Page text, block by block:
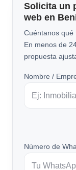
Solicita un
web en
Cuéntanos qué
En menos de
propuesta
Nombre /
Número de